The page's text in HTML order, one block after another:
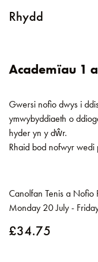
Rhydd
Academïau 1
Gwersi nofio dwys i
ymwybyddiaeth o
hyder yn y dŵr.
Rhaid bod nofwyr wedi
Canolfan Tenis a Nofio
Monday 20 July -
£34.75